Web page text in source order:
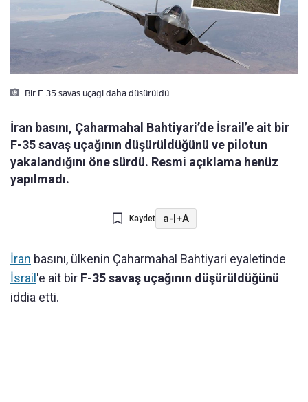
Bir F-35 savas uçagi daha düsürüldü
İran basını, Çaharmahal Bahtiyari’de İsrail’e ait bir
F-35 savaş uçağının düşürüldüğünü ve pilotun
yakalandığını öne sürdü. Resmi açıklama henüz
yapılmadı.
Kaydet a-|+A
İran basını, ülkenin Çaharmahal Bahtiyari eyaletinde
İsrail 'e ait bir F-35 savaş uçağının düşürüldüğünü
iddia etti.